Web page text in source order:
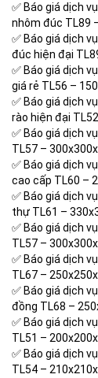
✅ Báo giá dịch
nhôm đúc TL89
✅ Báo giá dịch
đúc hiện đại
✅ Báo giá dịch
giá rẻ TL56 –
✅ Báo giá dịch
rào hiện đại
✅ Báo giá dịch
TL57 –
✅ Báo giá dịch
cao cấp TL60 –
✅ Báo giá dịch
thự TL61 –
✅ Báo giá dịch
TL57 –
✅ Báo giá dịch
TL67 –
✅ Báo giá dịch
đồng TL68 –
✅ Báo giá dịch
TL51 –
✅ Báo giá dịch
TL54 –